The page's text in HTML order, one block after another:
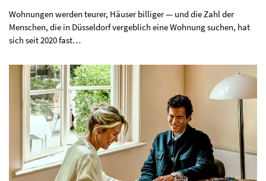
Wohnungen werden teurer, Häuser billiger — und die Zahl der
Menschen, die in Düsseldorf vergeblich eine Wohnung suchen, hat
sich seit 2020 fast…